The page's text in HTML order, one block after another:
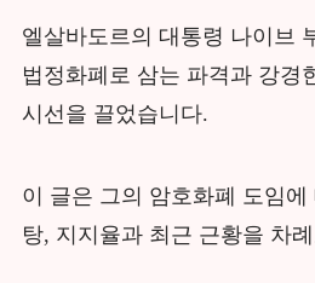
엘살바도르의 대통령 나이브
법정화폐로 삼는 파격과 강경
시선을 끌었습니다.
이 글은 그의 암호화폐 도임
탕, 지지율과 최근 근황을 차